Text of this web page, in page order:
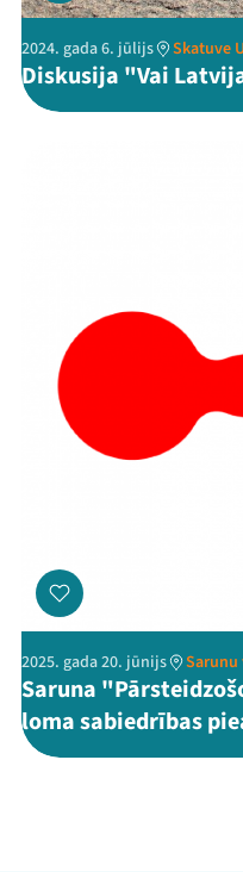
2024. gada 6. jūlijs Skatuve
Diskusija "Vai
2025. gada 20. jūnijs
Saruna
loma sabiedrības